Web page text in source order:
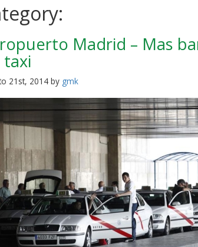
Madrid – Mas
taxi
21st, 2014 by gmk